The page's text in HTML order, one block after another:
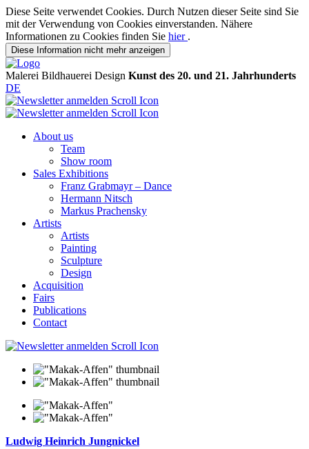
Diese Seite verwendet Cookies. Durch Nutzen dieser Seite sind Sie
mit der Verwendung von Cookies einverstanden. Nähere
Informationen zu Cookies finden Sie hier .
Diese Information nicht mehr anzeigen
Malerei Bildhauerei Design Kunst des 20. und 21. Jahrhunderts
DE
About us
Team
Show room
Sales Exhibitions
Franz Grabmayr – Dance
Hermann Nitsch
Markus Prachensky
Artists
Artists
Painting
Sculpture
Design
Acquisition
Fairs
Publications
Contact
Ludwig Heinrich Jungnickel